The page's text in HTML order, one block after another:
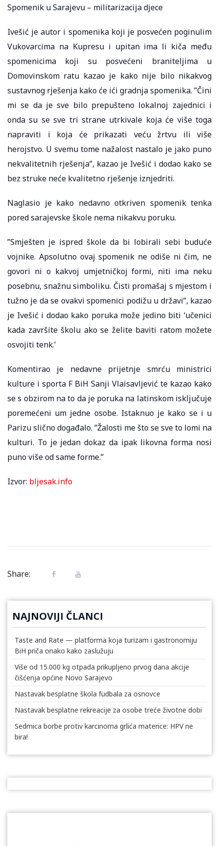
Spomenik u Sarajevu – militarizacija djece
Ivešić je autor i spomenika koji je posvećen poginulim
Vukovarcima na Kupresu i upitan ima li kiča među
spomenicima koji su posvećeni braniteljima u
Domovinskom ratu kazao je kako nije bilo nikakvog
sustavnog rješenja kako će ići gradnja spomenika. ”Čini
mi se da je sve bilo prepušteno lokalnoj zajednici i
onda su se sve tri strane utrkivale koja će više toga
napraviti i koja će prikazati veću žrtvu ili više
herojstvo. U svemu tome nažalost nastalo je jako puno
nekvalitetnih rješenja”, kazao je Ivešić i dodao kako se
bez struke neće kvalitetno rješenje iznjedriti.
Naglasio je kako nedavno otkriven spomenik tenka
pored sarajevske škole nema nikakvu poruku.
”Smješten je ispred škole da bi lobirali sebi buduće
vojnike. Apsolutno ovaj spomenik ne odiše ni čim, ne
govori ni o kakvoj umjetničkoj formi, niti ima neku
posebnu, snažnu simboliku. Čisti promašaj s mjestom i
tužno je da se ovakvi spomenici podižu u državi”, kazao
je Ivešić i dodao kako poruka može jedino biti ‘učenici
kada završite školu ako se želite baviti ratom možete
osvojiti tenk.’
Komentirao je nedavne prijetnje smrću ministrici
kulture i sporta F BiH Sanji Vlaisavljević te kazao kako
se s obzirom na to da je poruka na latinskom isključuje
poremećeni um jedne osobe. Istaknuo je kako se i u
Parizu slično događalo. ”Žalosti me što se sve to lomi na
kulturi. To je jedan dokaz da ipak likovna forma nosi
puno više od same forme.”
Izvor: bljesak.info
Share:
NAJNOVIJI ČLANCI
Taste and Rate — platforma koja turizam i gastronomiju
BiH priča onako kako zaslužuju
Više od 15.000 kg otpada prikupljeno prvog dana akcije
čišćenja općine Novo Sarajevo
Nastavak besplatne škola fudbala za osnovce
Nastavak besplatne rekreacije za osobe treće životne dobi
Sedmica borbe protiv karcinoma grlića materice: HPV ne
bira!